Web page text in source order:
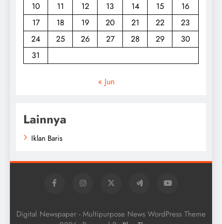
10
11 12 13 14 15
16
17
18 19 20 21 22
23
24
25 26 27 28 29
30
31
« Jun
Lainnya
Iklan Baris
Digital Newspaper - Multipurpose News WordPress Theme